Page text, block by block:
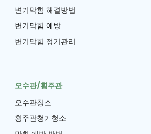
변기막힘 해결방법
변기막힘 예방
변기막힘 정기관리
오수관/횡주관
오수관청소
횡주관청기청소